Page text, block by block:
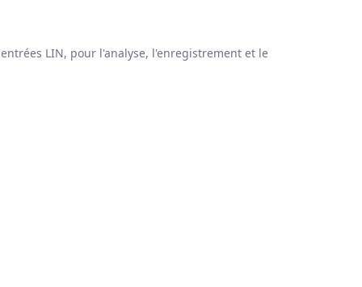
LIN, pour l'analyse, l'enregistrement et le